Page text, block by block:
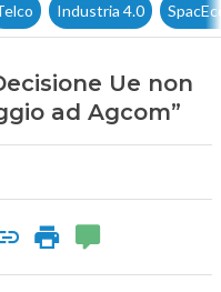
Industria 4.0
Ue non
ad Agcom”